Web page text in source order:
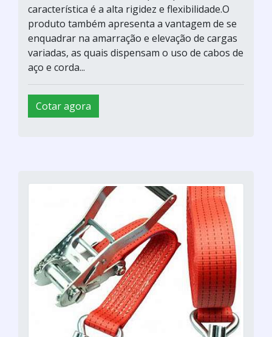
característica é a alta rigidez e flexibilidade.O
produto também apresenta a vantagem de se
enquadrar na amarração e elevação de cargas
variadas, as quais dispensam o uso de cabos de
aço e corda...
Cotar agora